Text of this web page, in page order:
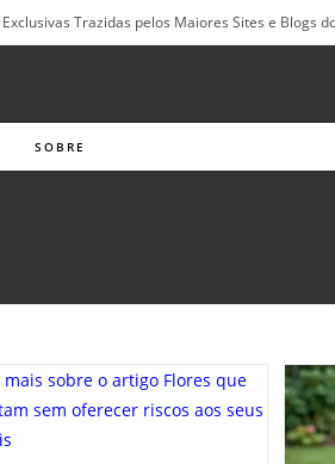
Trazidas pelos Maiores Sites e Blogs
SOBRE